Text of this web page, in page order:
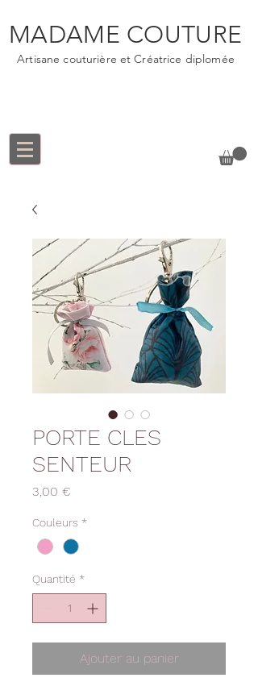
MADAME COUTURE
Artisane couturière et Créatrice diplomée
PORTE CLES
SENTEUR
3,00 €
Couleurs *
Quantité *
Ajouter au panier